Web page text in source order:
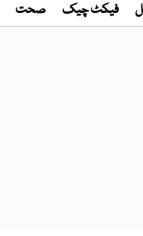
فیکٹ چیک صحت